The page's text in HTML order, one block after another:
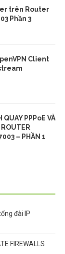
trên Router
Phần 3
Client
QUAY PPPoE VÀ
– PHẦN 1
đài IP
FIREWALLS